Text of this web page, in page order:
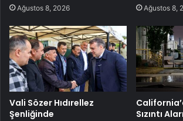
Ağustos 8, 2026 Ağustos 8,
Vali Sözer Hıdırellez
Şenliğinde
Sızıntı